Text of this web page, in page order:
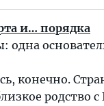
и… порядка
конечно.
родство